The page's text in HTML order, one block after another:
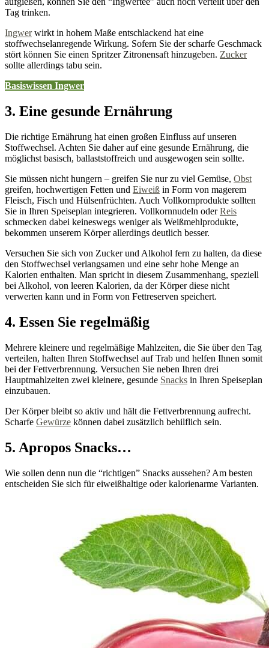
Tag trinken.
Ingwerwirkt in hohem Maße entschlackend hat eine
stoffwechselanregende Wirkung. Sofern Sie der scharfe Geschmack
stört können Sie einen Spritzer Zitronensaft hinzugeben. Zucker
sollte allerdings tabu sein.
Basiswissen Ingwer
3. Eine gesunde Ernährung
Die richtige Ernährung hat einen großen Einfluss auf unseren
Stoffwechsel. Achten Sie daher auf eine gesunde Ernährung, die
möglichst basisch, ballaststoffreich und ausgewogen sein sollte.
Sie müssen nicht hungern – greifen Sie nur zu viel Gemüse, Obst
greifen, hochwertigen Fetten und Eiweiß in Form von magerem
Fleisch, Fisch und Hülsenfrüchten. Auch Vollkornprodukte sollten
Sie in Ihren Speiseplan integrieren. Vollkornnudeln oderReis
schmecken dabei keineswegs weniger als Weißmehlprodukte,
bekommen unserem Körper allerdings deutlich besser.
Versuchen Sie sich von Zucker und Alkohol fern zu halten, da diese
den Stoffwechsel verlangsamen und eine sehr hohe Menge an
Kalorien enthalten. Man spricht in diesem Zusammenhang, speziell
bei Alkohol, von leeren Kalorien, da der Körper diese nicht
verwerten kann und in Form von Fettreserven speichert.
4. Essen Sie regelmäßig
Mehrere kleinere und regelmäßige Mahlzeiten, die Sie über den Tag
verteilen, halten Ihren Stoffwechsel auf Trab und helfen Ihnen somit
bei der Fettverbrennung. Versuchen Sie neben Ihren drei
Hauptmahlzeiten zwei kleinere, gesunde Snacks in Ihren Speiseplan
einzubauen.
Der Körper bleibt so aktiv und hält die Fettverbrennung aufrecht.
Scharfe Gewürze können dabei zusätzlich behilflich sein.
5. Apropos Snacks…
Wie sollen denn nun die “richtigen” Snacks aussehen? Am besten
entscheiden Sie sich für eiweißhaltige oder kalorienarme Varianten.